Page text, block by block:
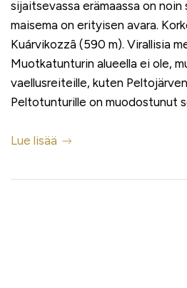
sijaitsevassa erämaassa on
maisema on erityisen avara.
Kuárvikozzâ (590 m). Virallisia
Muotkatunturin alueella ei ole,
vaellusreiteille, kuten
Peltotunturille on muodostunut
Lue lisää